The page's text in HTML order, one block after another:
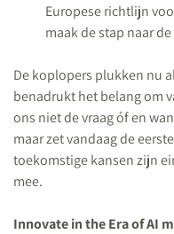
Europese richtlijn
maak de stap naar
De koplopers plukken nu
benadrukt het belang om
ons niet de vraag óf en
maar zet vandaag de
toekomstige kansen zijn
mee.
Innovate in the Era of AI